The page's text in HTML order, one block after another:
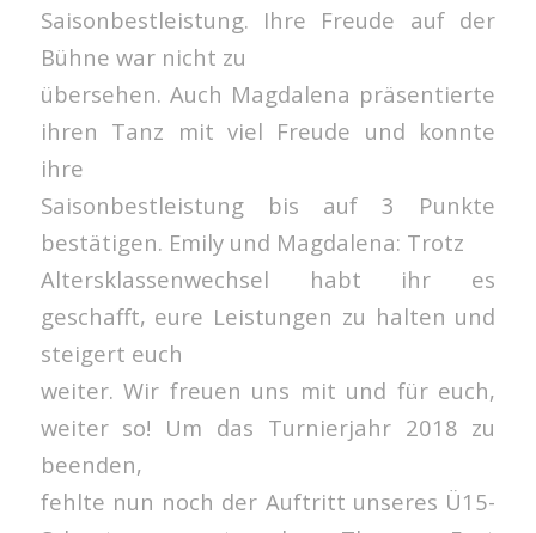
Saisonbestleistung. Ihre Freude auf der
Bühne war nicht zu
übersehen. Auch Magdalena präsentierte
ihren Tanz mit viel Freude und konnte
ihre
Saisonbestleistung bis auf 3 Punkte
bestätigen. Emily und Magdalena: Trotz
Altersklassenwechsel habt ihr es
geschafft, eure Leistungen zu halten und
steigert euch
weiter. Wir freuen uns mit und für euch,
weiter so! Um das Turnierjahr 2018 zu
beenden,
fehlte nun noch der Auftritt unseres Ü15-